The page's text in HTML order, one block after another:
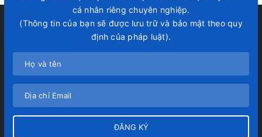
cá nhân riêng chuyên nghiệp.
(Thông tin của bạn sẽ được lưu trữ và bảo mật theo quy
định của pháp luật).
ĐĂNG KÝ